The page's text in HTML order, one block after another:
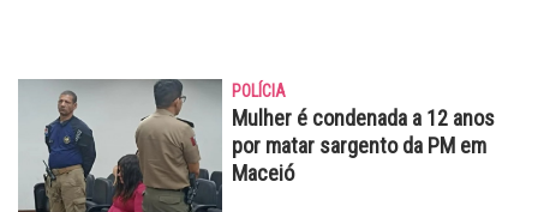
POLÍCIA
Mulher é condenada a 12 anos
por matar sargento da PM em
Maceió